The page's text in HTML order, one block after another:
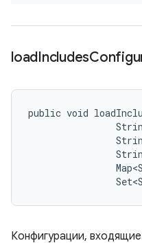
loadIncludes
public void
Конфигурации,